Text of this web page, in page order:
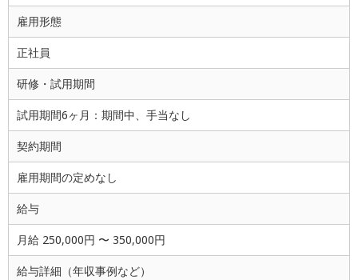
雇用形態
正社員
研修・試用期間
試用期間6ヶ月：期間中、手当なし
契約期間
雇用期間の定めなし
給与
月給 250,000円 〜 350,000円
給与詳細（年収事例など）